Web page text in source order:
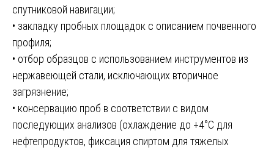
спутниковой навигации;
• закладку пробных площадок с описанием почвенного
профиля;
• отбор образцов с использованием инструментов из
нержавеющей стали, исключающих вторичное
загрязнение;
• консервацию проб в соответствии с видом
последующих анализов (охлаждение до +4°С для
нефтепродуктов, фиксация спиртом для тяжелых